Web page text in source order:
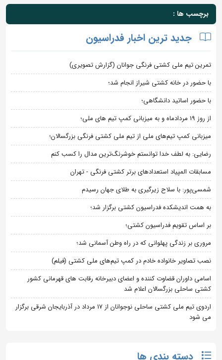
برچسب ها :
جدید ترین اخبار فدراسیون
تمرین تیم ملی کشتی فرنگی جوانان (گزارش تصویری)
با حضور در خانه کشتی شیراز انجام شد؛
با حضور اساتید دانشگاهی؛
از روز 19 مردادماه و به میزبانی کمپ تیم های ملی؛
میزبانی کمپ تیم‌های ملی از تیم ملی کشتی فرنگی بزرگسالان؛
رضایی: به لطف خدا توانستم خوشرنگ‌ترین مدال را کسب کنم
مسابقات المپیاد استعدادهای برتر کشتی فرنگی - تهران
شمسی‌پور: با سلاح زیرگیری به طلای جهان رسیدم
به همت اندیشکده فدراسیون کشتی برگزار شد؛
بر اساس تقویم فدراسیون کشتی؛
مروری بر زندگی پهلوانی که در راه وطن آسمانی شد؛
نصب تصاویر خانواده خادم در کمپ تیم‌های ملی کشتی (فیلم)
اسامی داوران قضاوت کننده و اعضای دبیرخانه رقابت های قهرمانی کشور
کشتی ساحلی بزرگسالان اعلام شد
اردوی تیم ملی کشتی ساحلی نوجوانان از 17 مرداد در آذربایجان شرقی برگزار
می شود
دسته بندی ها